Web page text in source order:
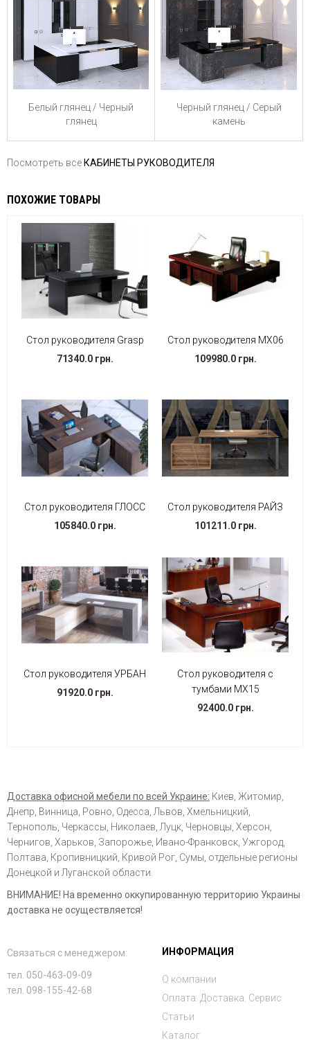
Белый глянец / Черный
глянец
Черный глянец / Серый
камень
Посмотреть все КАБИНЕТЫ РУКОВОДИТЕЛЯ
ПОХОЖИЕ ТОВАРЫ
Стол руководителя Grasp
71340.0 грн.
Стол руководителя МХ06
109980.0 грн.
Стол руководителя ГЛОСС
105840.0 грн.
Стол руководителя РАЙЗ
101211.0 грн.
Стол руководителя УРБАН
91920.0 грн.
Стол руководителя с
тумбами МХ15
92400.0 грн.
Доставка офисной мебели по всей Украине: Киев, Житомир,
Днепр, Винница, Ровно, Одесса, Львов, Хмельницкий,
Тернополь, Черкассы, Николаев, Луцк, Черновцы, Херсон,
Чернигов, Харьков, Запорожье, Ивано-Франковск, Ужгород,
Полтава, Кропивницкий, Кривой Рог, Сумы, отдельные регионы
Донецкой и Луганской области.
ВНИМАНИЕ! На временно оккупированную территорию Украины
доставка не осуществляется!
Связаться с менеджером:
тел. 050-463-09-09
тел. 098-155-42-68
ИНФОРМАЦИЯ
О компании
Оплата. Доставка. Сервис
Статьи
Каталог